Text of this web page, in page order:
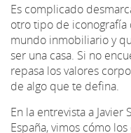
Es complicado
otro tipo de
mundo inmobiliario y
ser una casa. Si no
repasa los valores
de algo que te defina.
En la entrevista a
España, vimos cómo